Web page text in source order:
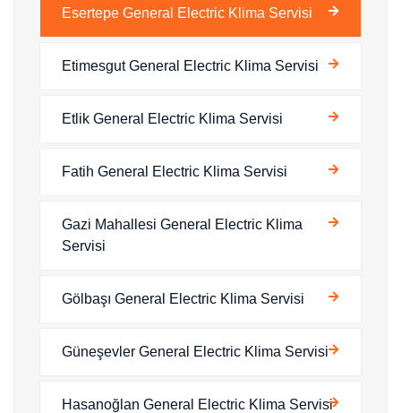
Esertepe General Electric Klima Servisi
Etimesgut General Electric Klima Servisi
Etlik General Electric Klima Servisi
Fatih General Electric Klima Servisi
Gazi Mahallesi General Electric Klima
Servisi
Gölbaşı General Electric Klima Servisi
Güneşevler General Electric Klima Servisi
Hasanoğlan General Electric Klima Servisi